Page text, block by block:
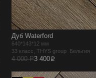
Дуб Waterford
640*143*12 мм
33 класс, THYS group Бельгия
4 000 Р3 400p